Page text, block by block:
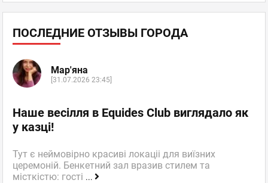
ПОСЛЕДНИЕ ОТЗЫВЫ ГОРОДА
Мар'яна
[31.07.2026 23:45]
Наше весілля в Equides Club виглядало як
у казці!
Тут є неймовірно красиві локаціі для виїзних
церемоній. Бенкетний зал вразив стилем та
місткістю: гості ...